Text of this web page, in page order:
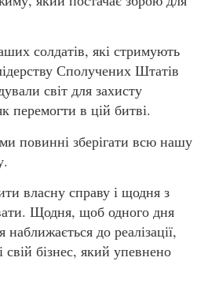
солдатів, які стримують
Сполучених Штатів
світ для захисту
перемогти в цій битві.
повинні зберігати всю нашу
власну справу і щодня з
Щодня, щоб одного дня
до реалізації,
бізнес, який упевнено